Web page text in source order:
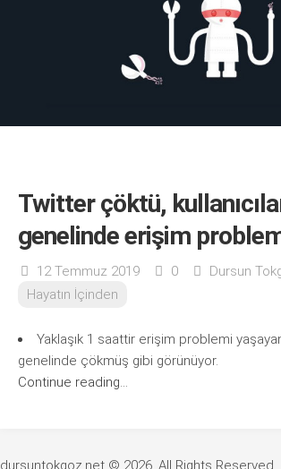
Twitter çöktü,
genelinde erişim
12 Temmuz 2019 0
Dursun
Hayatın İçinden
Yaklaşık 1 saattir erişim problemi
genelinde çökmüş gibi görünüyor.
Continue reading...
dursuntokgoz.net © 2026. All Rights Reserved.